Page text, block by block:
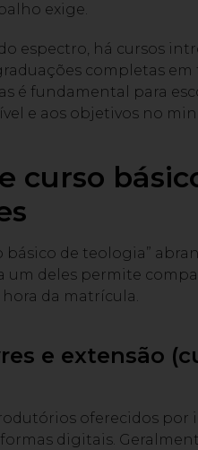
exige.
espectro, há cursos
completas
é fundamental para
e aos objetivos no
curso
básico de teologia”
um deles permite
da matrícula.
e extensão
oferecidos
digitais.